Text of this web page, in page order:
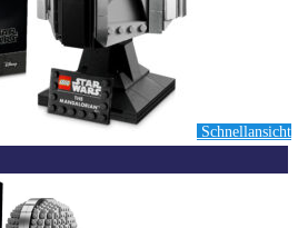
Schnellansicht